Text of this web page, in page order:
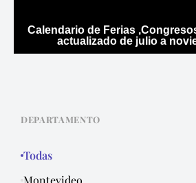
Calendario de Ferias
actualizado de julio a
DEPARTAMENTO
Todas